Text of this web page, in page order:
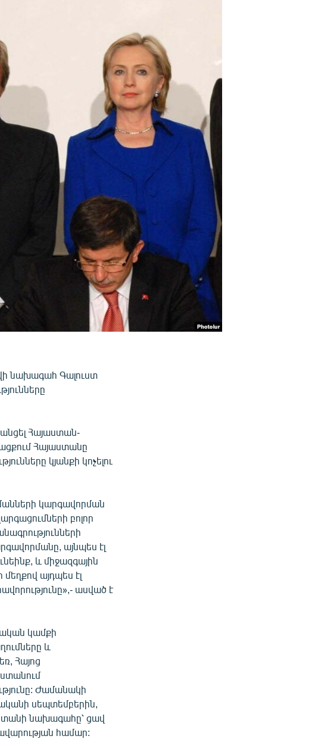
նախագահ Գալուստ
Հայաստան-
Հայաստանը
կյանքի կոչելու
կարգավորման
բոլոր
այնպես էլ
և միջազգային
այդպես էլ
ասված է
կամքի
և
Հայոց
Ժամանակի
սեպտեմբերին,
նախագահը՝ ցավ
համար: